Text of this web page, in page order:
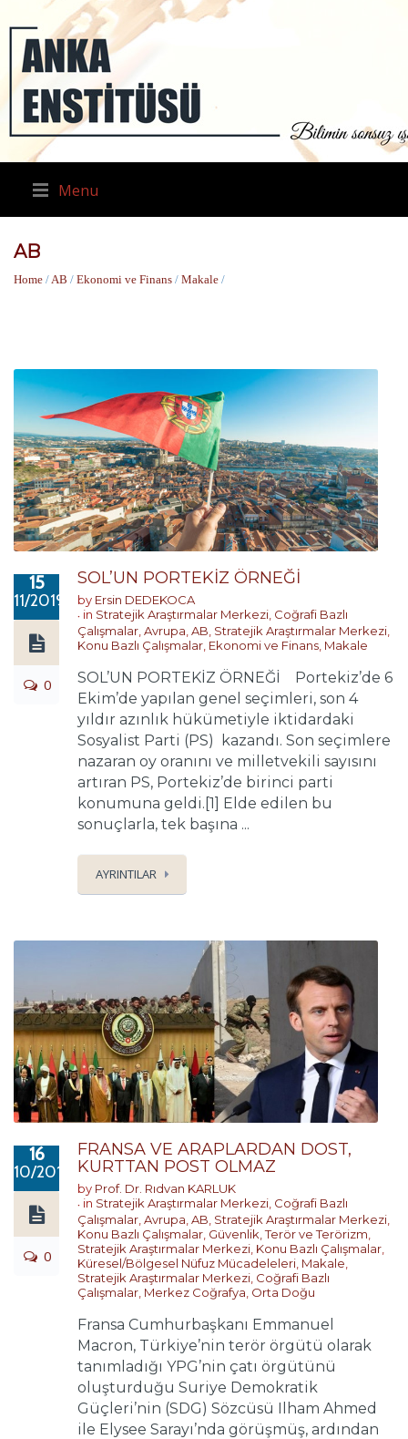
Menu
AB
Home /AB / Ekonomi ve Finans / Makale /
15
11/2019
0
SOL’UN PORTEKİZ ÖRNEĞİ
by Ersin DEDEKOCA
in Stratejik Araştırmalar Merkezi Coğrafi Bazlı
Çalışmalar Avrupa AB Stratejik Araştırmalar Merkezi
Konu Bazlı Çalışmalar Ekonomi ve Finans Makale
SOL’UN PORTEKİZ ÖRNEĞİ Portekiz’de 6
Ekim’de yapılan genel seçimleri, son 4
yıldır azınlık hükümetiyle iktidardaki
Sosyalist Parti (PS) kazandı. Son seçimlere
nazaran oy oranını ve milletvekili sayısını
artıran PS, Portekiz’de birinci parti
konumuna geldi.[1] Elde edilen bu
sonuçlarla, tek başına ...
AYRINTILAR
16
10/2019
0
FRANSA VE ARAPLARDAN DOST,
KURTTAN POST OLMAZ
by Prof. Dr. Rıdvan KARLUK
in Stratejik Araştırmalar Merkezi Coğrafi Bazlı
Çalışmalar Avrupa AB Stratejik Araştırmalar Merkezi
Konu Bazlı Çalışmalar Güvenlik, Terör ve Terörizm
Stratejik Araştırmalar Merkezi Konu Bazlı Çalışmalar
Küresel/Bölgesel Nüfuz Mücadeleleri Makale
Stratejik Araştırmalar Merkezi Coğrafi Bazlı
Çalışmalar Merkez Coğrafya Orta Doğu
Fransa Cumhurbaşkanı Emmanuel
Macron, Türkiye’nin terör örgütü olarak
tanımladığı YPG’nin çatı örgütünü
oluşturduğu Suriye Demokratik
Güçleri’nin (SDG) Sözcüsü Ilham Ahmed
ile Elysee Sarayı’nda görüşmüş, ardından